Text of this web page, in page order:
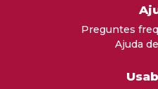
Preguntes
Ajuda